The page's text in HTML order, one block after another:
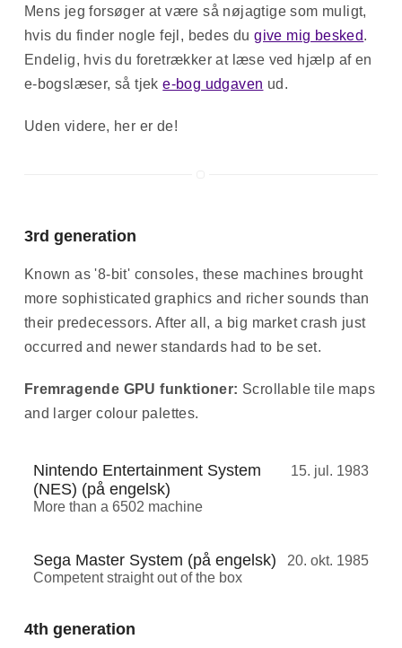
Mens jeg forsøger at være så nøjagtige som muligt,
hvis du finder nogle fejl, bedes dugive mig besked.
Endelig, hvis du foretrækker at læse ved hjælp af en
e-bogslæser, så tjeke-bog udgaven ud.
Uden videre, her er de!
3rd generation
Known as '8-bit' consoles, these machines brought
more sophisticated graphics and richer sounds than
their predecessors. After all, a big market crash just
occurred and newer standards had to be set.
Fremragende GPU funktioner: Scrollable tile maps
and larger colour palettes.
15. jul. 1983
Nintendo Entertainment System
(NES) (på engelsk)
More than a 6502 machine
20. okt. 1985
Sega Master System (på engelsk)
Competent straight out of the box
4th generation